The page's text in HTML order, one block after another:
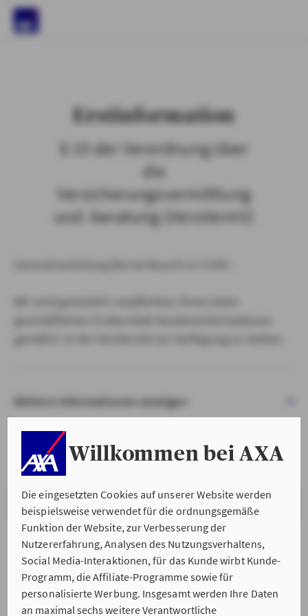
Willkommen bei AXA
Die eingesetzten Cookies auf unserer Website werden
beispielsweise verwendet für die ordnungsgemäße
Funktion der Website, zur Verbesserung der
Nutzererfahrung, Analysen des Nutzungsverhaltens,
Social Media-Interaktionen, für das Kunde wirbt Kunde-
Programm, die Affiliate-Programme sowie für
personalisierte Werbung. Insgesamt werden Ihre Daten
an maximal sechs weitere Verantwortliche
Erstinformation
§ 15 der Verordnung über
die
Versicherungsvermittlung
und -beratung (VersVermV)
Weitere Informationen anzeigen
VERSTANDEN & WEITER